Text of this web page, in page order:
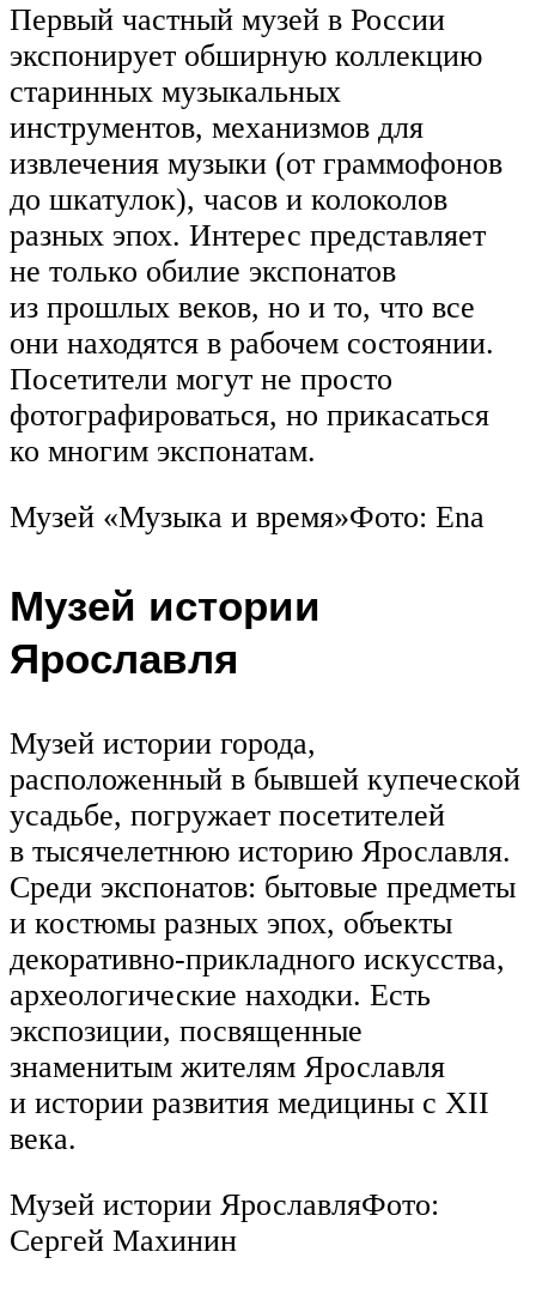
Первый частный музей в России
экспонирует обширную коллекцию
старинных музыкальных
инструментов, механизмов для
извлечения музыки (от граммофонов
до шкатулок), часов и колоколов
разных эпох. Интерес представляет
не только обилие экспонатов
из прошлых веков, но и то, что все
они находятся в рабочем состоянии.
Посетители могут не просто
фотографироваться, но прикасаться
ко многим экспонатам.
Музей «Музыка и время»Фото: Ena
Музей истории
Ярославля
Музей истории города,
расположенный в бывшей купеческой
усадьбе, погружает посетителей
в тысячелетнюю историю Ярославля.
Среди экспонатов: бытовые предметы
и костюмы разных эпох, объекты
декоративно-прикладного искусства,
археологические находки. Есть
экспозиции, посвященные
знаменитым жителям Ярославля
и истории развития медицины с XII
века.
Музей истории ЯрославляФото:
Сергей Махинин